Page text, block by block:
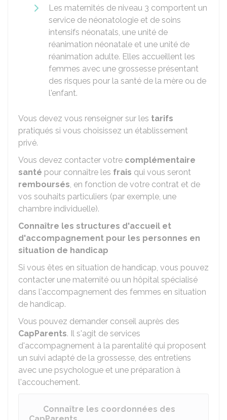
Les maternités de niveau 3 comportent un
service de néonatologie et de soins
intensifs néonatals, une unité de
réanimation néonatale et une unité de
réanimation adulte. Elles accueillent les
femmes avec une grossesse présentant
des risques pour la santé de la mère ou de
l'enfant.
Vous devez vous renseigner sur les tarifs
pratiqués si vous choisissez un établissement
privé.
Vous devez contacter votre complémentaire
santé pour connaître les frais qui vous seront
remboursés, en fonction de votre contrat et de
vos souhaits particuliers (par exemple, une
chambre individuelle).
Connaître les structures d'accueil et
d'accompagnement pour les personnes en
situation de handicap
Si vous êtes en situation de handicap, vous pouvez
contacter une maternité ou un hôpital spécialisé
dans l'accompagnement des femmes en situation
de handicap.
Vous pouvez demander conseil auprès des
CapParents. Il s'agit de services
d'accompagnement à la parentalité qui proposent
un suivi adapté de la grossesse, des entretiens
avec une psychologue et une préparation à
l'accouchement.
Connaître les coordonnées des